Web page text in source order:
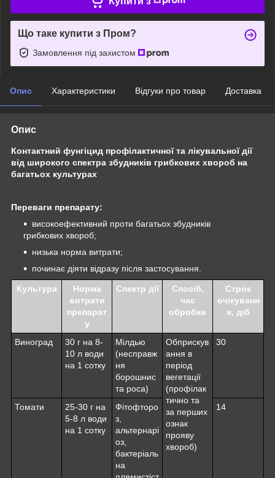
Що таке купити з Пром?
Замовлення під захистом
Опис Характеристики Відгуки про товар Доставка
Опис
Контактний фунгіцид профілактичної та лікувальної дії
від широкого спектра збудників грибкових хвороб на
багатьох культурах
Переваги препарату:
високоефективний проти багатьох збудників
грибкових хвороб;
низька норма витрати;
починає діяти відразу після застосування.
Культура
Норма
витрати
препарат
у
Спектр дії
Спосіб,
час
обробки
Строк
очікуванн
я, діб
Виноград
30 г на 8-
10 л води
на 1 сотку
Мілдью
(несправж
ня
борошнис
та роса)
Обприскув
ання в
період
вегетації
(профілак
тично та
за перших
ознак
прояву
хвороб)
30
Томати
25-30 г на
5-8 л води
на 1 сотку
Фітофторо
з,
альтернарі
оз,
бактеріаль
на
14